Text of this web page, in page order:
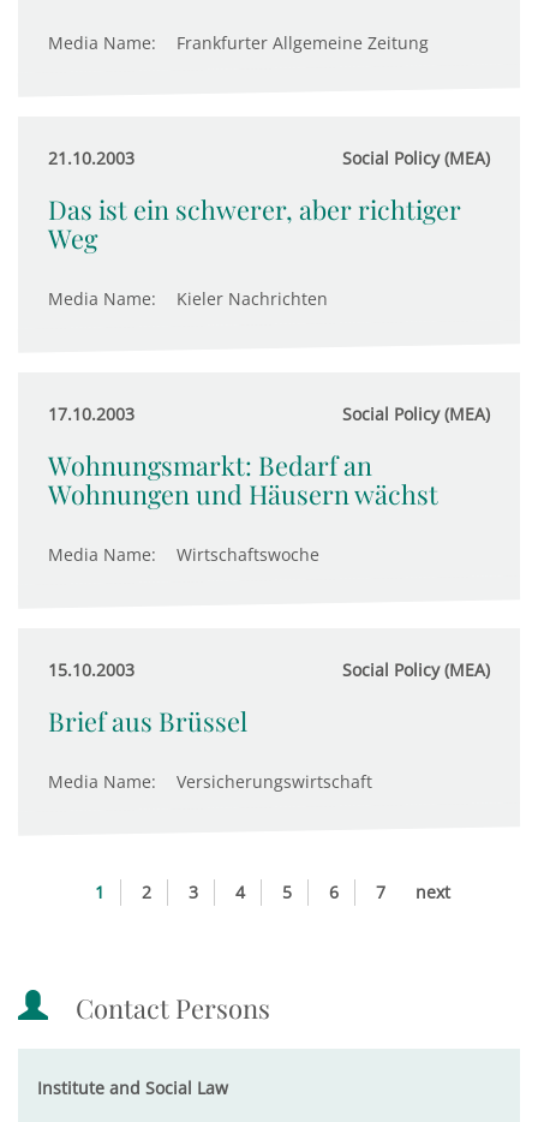
Media Name: Frankfurter Allgemeine Zeitung
21.10.2003 Social Policy (MEA)
Das ist ein schwerer, aber richtiger
Weg
Media Name: Kieler Nachrichten
17.10.2003 Social Policy (MEA)
Wohnungsmarkt: Bedarf an
Wohnungen und Häusern wächst
Media Name: Wirtschaftswoche
15.10.2003 Social Policy (MEA)
Brief aus Brüssel
Media Name: Versicherungswirtschaft
1 2 3 4 5 6 7 next
Contact Persons
Institute and Social Law